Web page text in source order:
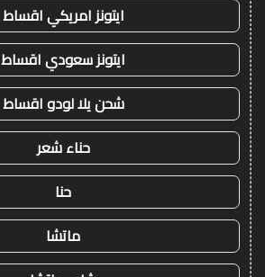
ايتونز امريكي اقساط
ايتونز سعودي اقساط
شحن يلا لودو اقساط
حناء شعر
حنا
ماتشا